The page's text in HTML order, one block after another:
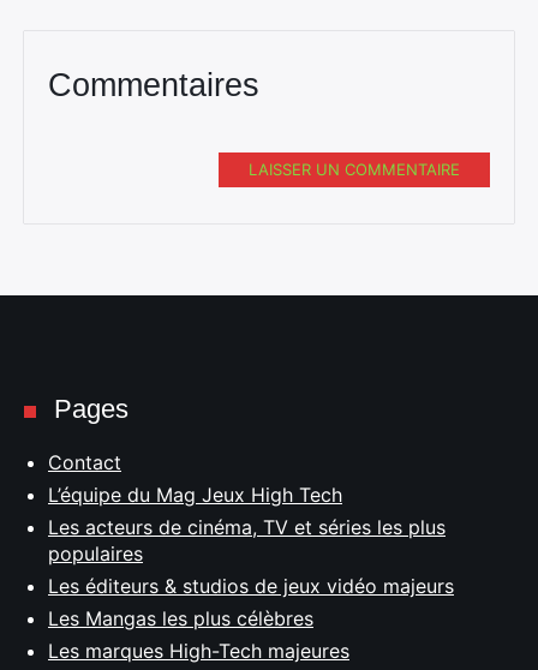
Commentaires
LAISSER UN COMMENTAIRE
Pages
Contact
L’équipe du Mag Jeux High Tech
Les acteurs de cinéma, TV et séries les plus
populaires
Les éditeurs & studios de jeux vidéo majeurs
Les Mangas les plus célèbres
Les marques High-Tech majeures